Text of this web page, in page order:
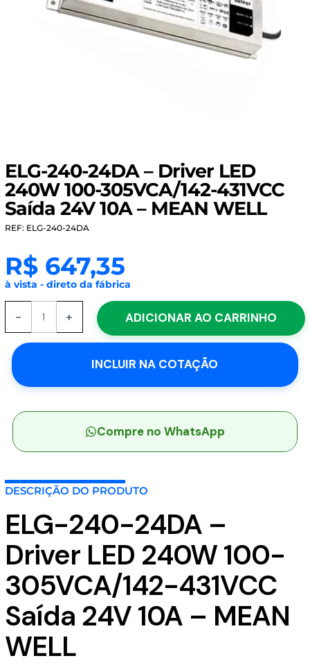
ELG-240-24DA – Driver LED
240W 100-305VCA/142-431VCC
Saída 24V 10A – MEAN WELL
REF: ELG-240-24DA
R$647,35
à vista - direto da fábrica
-
Driver
LED
100-
431VCC
10A
MEAN
WELL
quantidade
+ ADICIONAR AO CARRINHO
INCLUIR NA COTAÇÃO
Compre no WhatsApp
DESCRIÇÃO DO PRODUTO
ELG-240-24DA –
Driver LED 240W 100-
305VCA/142-431VCC
Saída 24V 10A – MEAN
WELL